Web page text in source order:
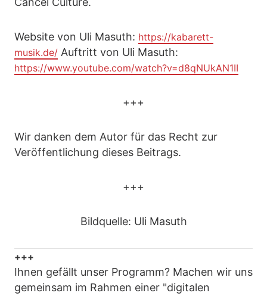
Website von Uli Masuth: https://kabarett-
musik.de/ Auftritt von Uli Masuth:
https://www.youtube.com/watch?v=d8qNUkAN1II
+++
Wir danken dem Autor für das Recht zur
Veröffentlichung dieses Beitrags.
+++
Bildquelle: Uli Masuth
+++
Ihnen gefällt unser Programm? Machen wir uns
gemeinsam im Rahmen einer "digitalen